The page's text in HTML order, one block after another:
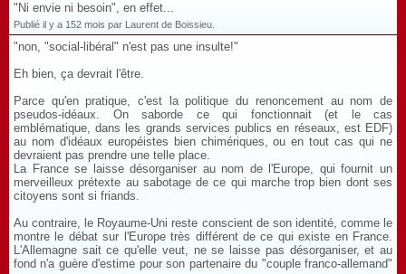
"Ni envie ni besoin", en effet...
Publié il y a 152 mois par Laurent de Boissieu.
"non, "social-libéral" n'est pas une insulte!"
Eh bien, ça devrait l'être.
Parce qu'en pratique, c'est la politique du renoncement au nom de
pseudos-idéaux. On saborde ce qui fonctionnait (et le cas
emblématique, dans les grands services publics en réseaux, est EDF)
au nom d'idéaux européistes bien chimériques, ou en tout cas qui ne
devraient pas prendre une telle place.
La France se laisse désorganiser au nom de l'Europe, qui fournit un
merveilleux prétexte au sabotage de ce qui marche trop bien dont ses
citoyens sont si friands.
Au contraire, le Royaume-Uni reste conscient de son identité, comme le
montre le débat sur l'Europe très différent de ce qui existe en France.
L'Allemagne sait ce qu'elle veut, ne se laisse pas désorganiser, et au
fond n'a guère d'estime pour son partenaire du "couple franco-allemand"